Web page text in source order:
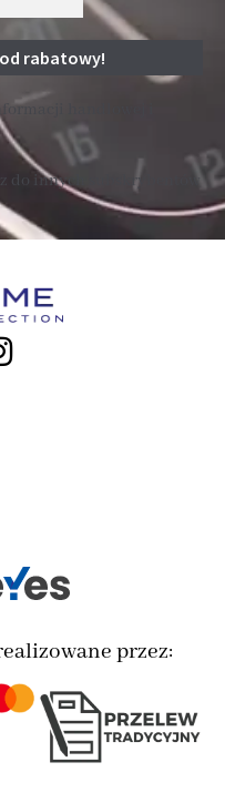
handlowej i
do innych subskrybentów
przez: